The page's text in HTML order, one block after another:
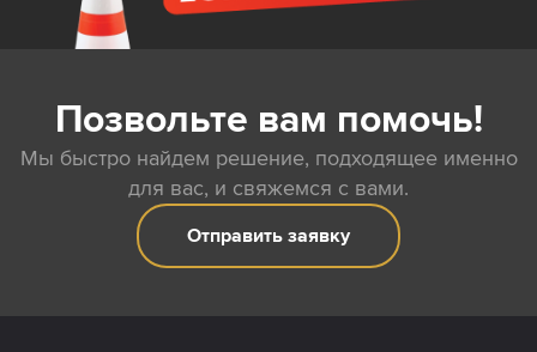
Позвольте вам помочь!
Мы быстро найдем решение, подходящее именно
для вас, и свяжемся с вами.
Отправить заявку